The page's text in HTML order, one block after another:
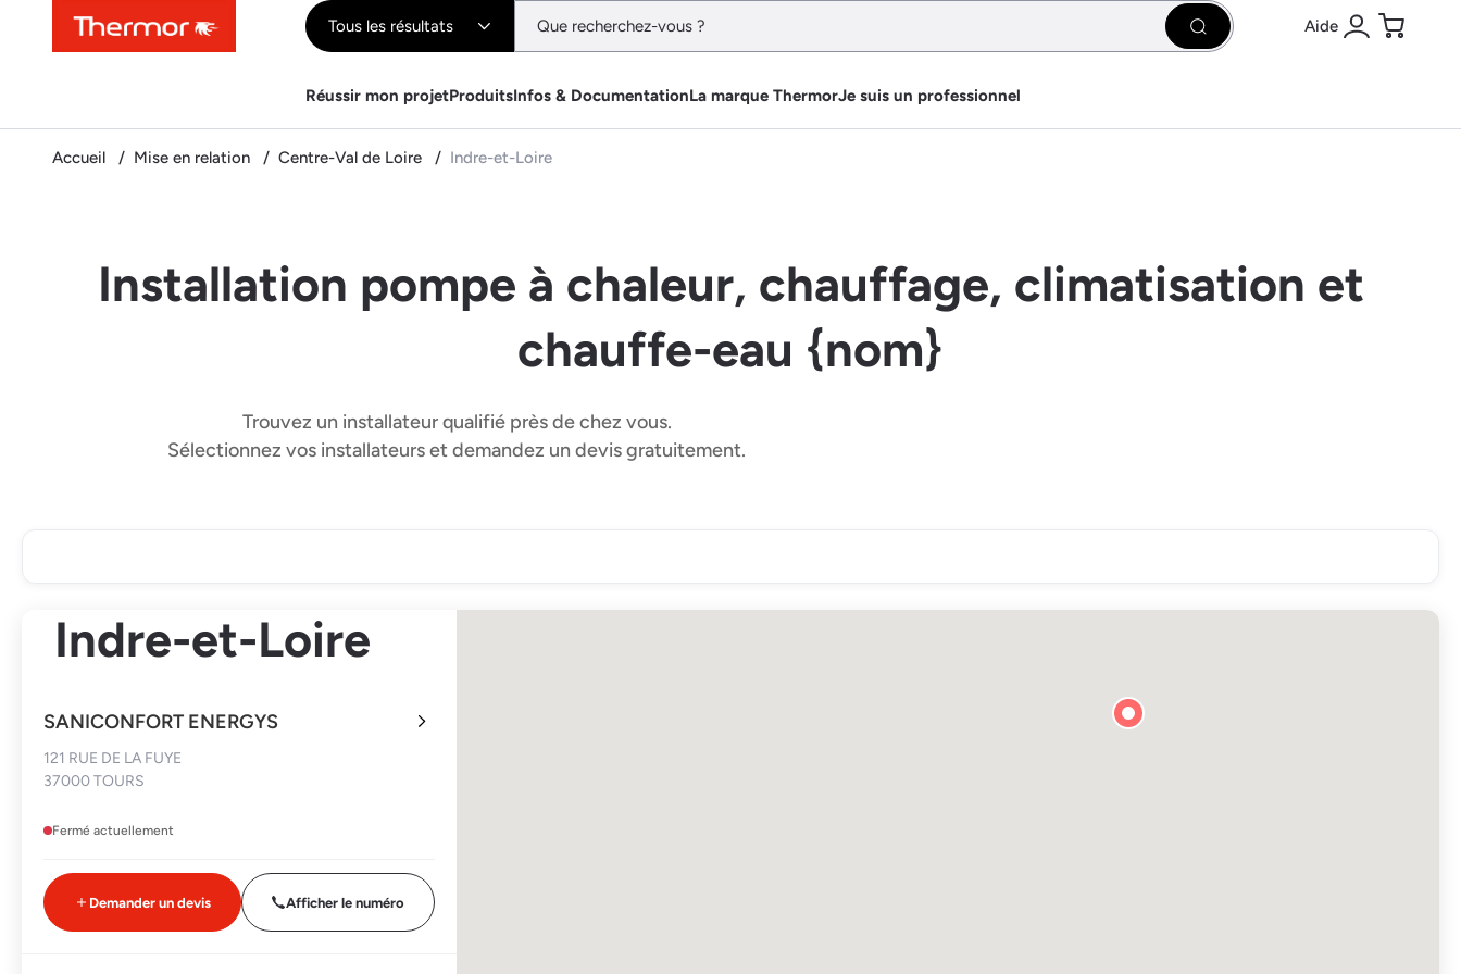
ContenuMenuRecherche Tous les résultats Rechercher Aide
Se connecter
Panier
Réussir mon projetProduitsInfos & DocumentationLa marque ThermorJe suis un professionnel
Accueil Mise en relation Centre-Val de Loire Indre-et-Loire
Installation pompe à chaleur, chauffage, climatisation et
chauffe-eau {nom}
Trouvez un installateur qualifié près de chez vous.
Sélectionnez vos installateurs et demandez un devis gratuitement.
Indre-et-Loire
SANICONFORT ENERGYS
121 RUE DE LA FUYE
37000 TOURS
Fermé actuellement
Demander un devis Afficher le numéro